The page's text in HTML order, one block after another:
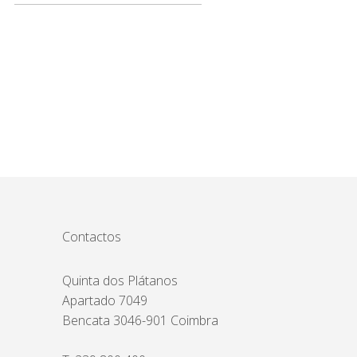
Contactos
Quinta dos Plátanos
Apartado 7049
Bencata 3046-901 Coimbra